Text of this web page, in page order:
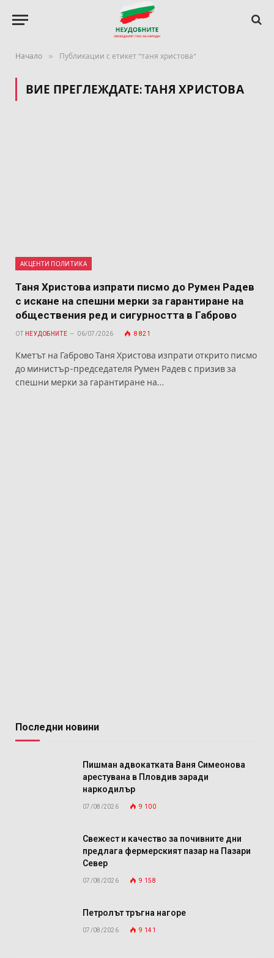
Начало » Публикации с етикет "таня христова"
ВИЕ ПРЕГЛЕЖДАТЕ:ТАНЯ ХРИСТОВА
АКЦЕНТИ ПОЛИТИКА
Таня Христова изпрати писмо до Румен Радев
с искане на спешни мерки за гарантиране на
обществения ред и сигурността в Габрово
ОТ НЕУДОБНИТЕ 06/07/2026 8 821
Кметът на Габрово Таня Христова изпрати открито писмо
до министър-председателя Румен Радев с призив за
спешни мерки за гарантиране на…
Последни новини
Пишман адвокатката Ваня Симеонова
арестувана в Пловдив заради
наркодилър
07/08/2026 9 100
Свежест и качество за почивните дни
предлага фермерският пазар на Пазари
Север
07/08/2026 9 158
Петролът тръгна нагоре
07/08/2026 9 141